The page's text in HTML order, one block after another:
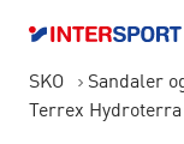
SKO
Sandaler
Terrex